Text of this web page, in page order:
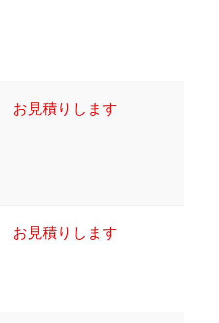
お見積りします
お見積りします